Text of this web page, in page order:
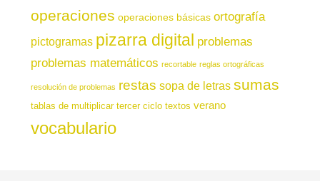
operaciones operaciones básicas ortografía
pictogramas pizarra digital problemas
problemas matemáticos recortable reglas ortográficas
resolución de problemas restas sopa de letras sumas
tablas de multiplicar tercer ciclo textos verano
vocabulario